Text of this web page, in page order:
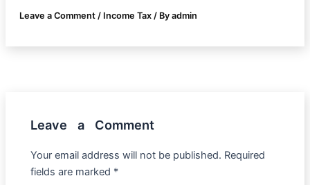
Leave a Comment / Income Tax/ By admin
Leave a Comment
Your email address will not be published. Required
fields are marked *